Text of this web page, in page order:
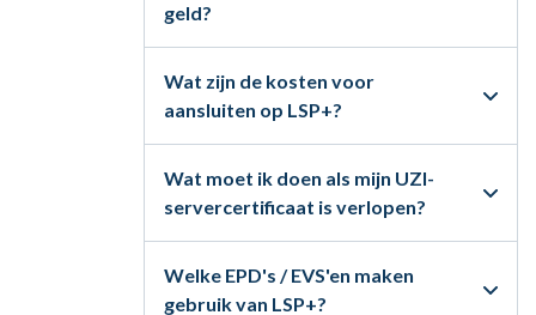
geld?
Wat zijn de kosten voor
aansluiten op LSP+?
Wat moet ik doen als mijn UZI-
servercertificaat is verlopen?
Welke EPD's / EVS'en maken
gebruik van LSP+?